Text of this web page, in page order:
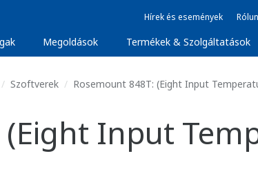
Hírek és események
Megoldások Termékek & Szolgáltatások
Szoftverek Rosemount 848T: (Eight Input
(Eight Input